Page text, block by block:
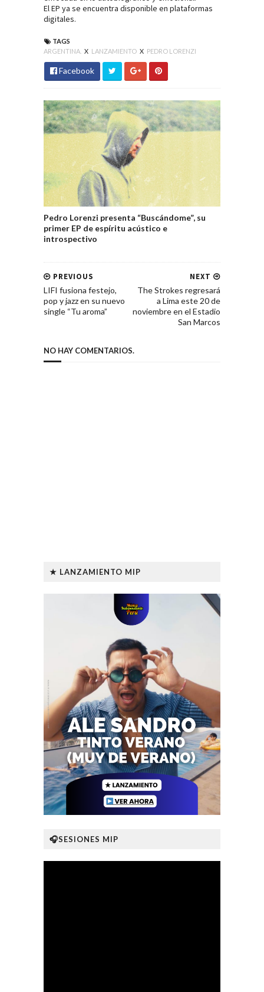
El EP ya se encuentra disponible en plataformas
digitales.
TAGS
ARGENTINA. X LANZAMIENTO X PEDRO LORENZI
Facebook
Pedro Lorenzi presenta “Buscándome”, su
primer EP de espíritu acústico e
introspectivo
NEXT
The Strokes regresará
a Lima este 20 de
noviembre en el Estadio
San Marcos
PREVIOUS
LIFI fusiona festejo,
pop y jazz en su nuevo
single “Tu aroma”
NO HAY COMENTARIOS.
★ LANZAMIENTO MIP
🎧SESIONES MIP